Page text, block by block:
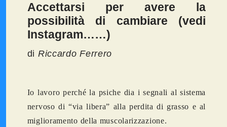
Accettarsi per avere la
possibilità di cambiare (vedi
Instagram……)
di Riccardo Ferrero
Io lavoro perché la psiche dia i segnali al sistema
nervoso di “via libera” alla perdita di grasso e al
miglioramento della muscolarizzazione.